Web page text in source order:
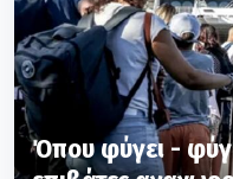
Όπου φύγει -
επιβάτες
λιμάνια